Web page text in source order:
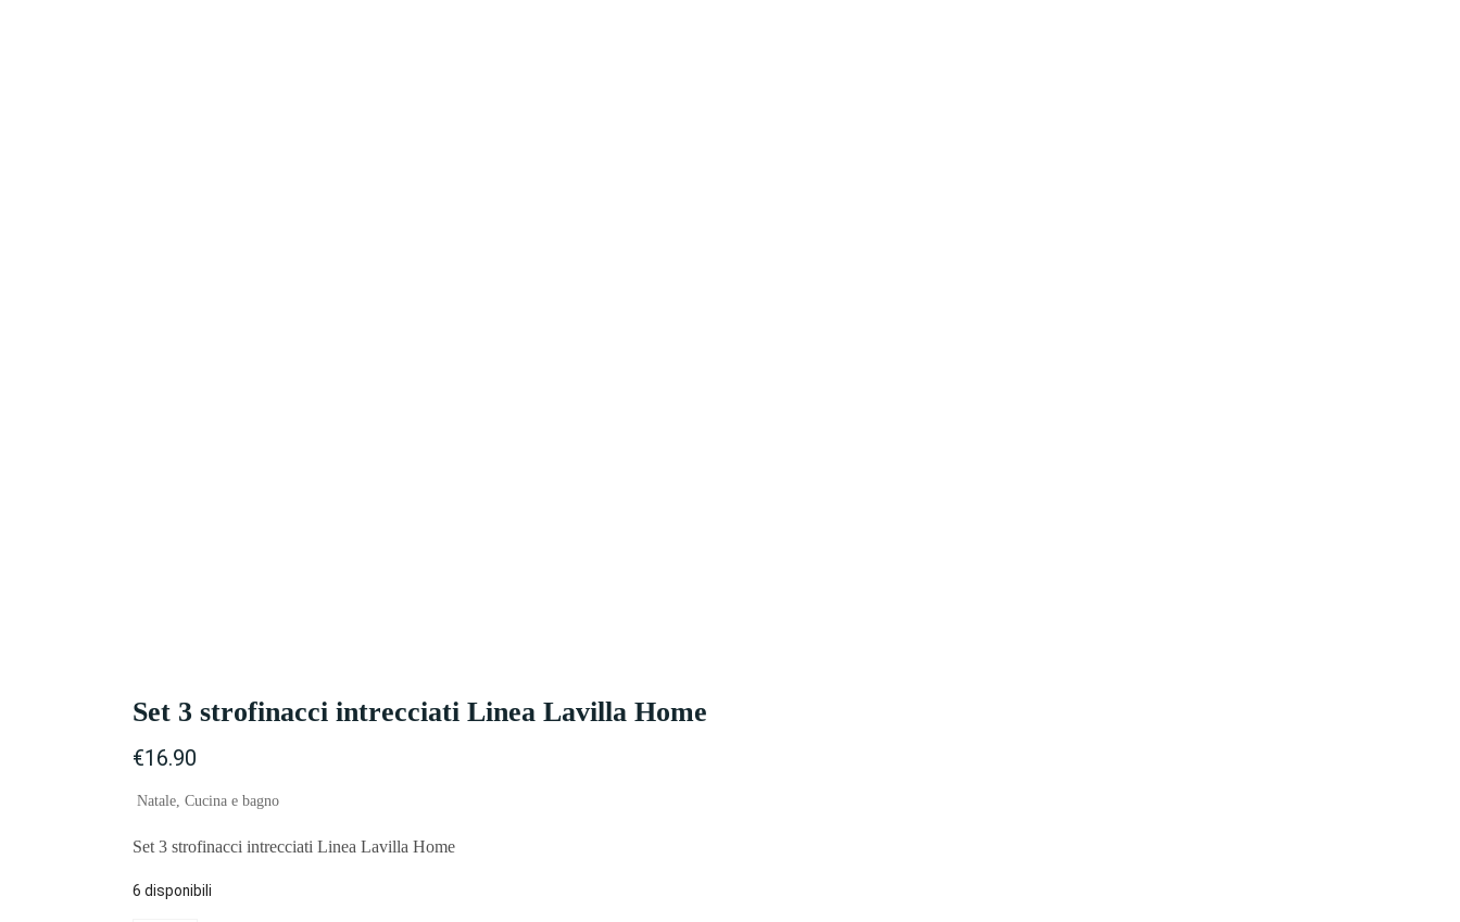
Set 3 strofinacci intrecciati Linea Lavilla Home
€16.90
Natale, Cucina e bagno
Set 3 strofinacci intrecciati Linea Lavilla Home
6 disponibili